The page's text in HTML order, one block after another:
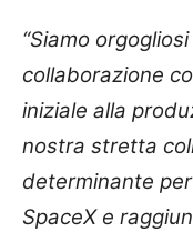
“Siamo
collaborazione
iniziale alla
nostra stretta
determinante
SpaceX e